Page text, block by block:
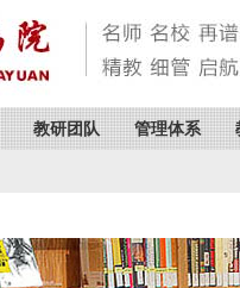
教研团队 管理体系